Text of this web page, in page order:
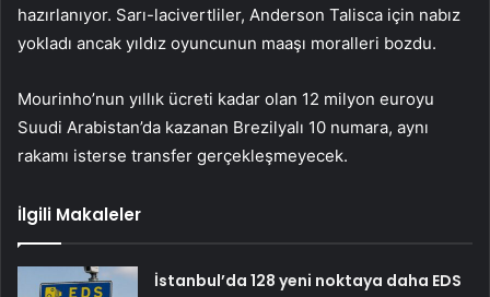
hazırlanıyor. Sarı-lacivertliler, Anderson Talisca için nabız
yokladı ancak yıldız oyuncunun maaşı moralleri bozdu.
Mourinho’nun yıllık ücreti kadar olan 12 milyon euroyu
Suudi Arabistan’da kazanan Brezilyalı 10 numara, aynı
rakamı isterse transfer gerçekleşmeyecek.
İlgili Makaleler
İstanbul’da 128 yeni noktaya daha EDS